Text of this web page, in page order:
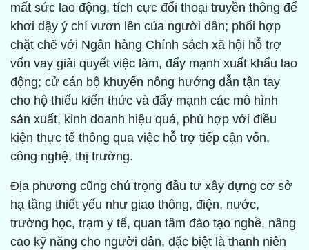
mất sức lao động, tích cực đối thoại truyền thông để
khơi dậy ý chí vươn lên của người dân; phối hợp
chặt chẽ với Ngân hàng Chính sách xã hội hỗ trợ
vốn vay giải quyết việc làm, đẩy mạnh xuất khẩu lao
động; cử cán bộ khuyến nông hướng dẫn tận tay
cho hộ thiếu kiến thức và đẩy mạnh các mô hình
sản xuất, kinh doanh hiệu quả, phù hợp với điều
kiện thực tế thông qua việc hỗ trợ tiếp cận vốn,
công nghệ, thị trường.
Địa phương cũng chú trọng đầu tư xây dựng cơ sở
hạ tầng thiết yếu như giao thông, điện, nước,
trường học, trạm y tế, quan tâm đào tạo nghề, nâng
cao kỹ năng cho người dân, đặc biệt là thanh niên